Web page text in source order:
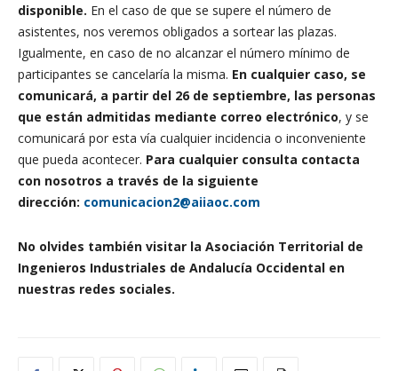
disponible. En el caso de que se supere el número de
asistentes, nos veremos obligados a sortear las plazas.
Igualmente, en caso de no alcanzar el número mínimo de
participantes se cancelaría la misma. En cualquier caso, se
comunicará, a partir del 26 de septiembre, las personas
que están admitidas mediante correo electrónico, y se
comunicará por esta vía cualquier incidencia o inconveniente
que pueda acontecer. Para cualquier consulta contacta
con nosotros a través de la siguiente
dirección: comunicacion2@aiiaoc.com
No olvides también visitar la Asociación Territorial de
Ingenieros Industriales de Andalucía Occidental en
nuestras redes sociales.